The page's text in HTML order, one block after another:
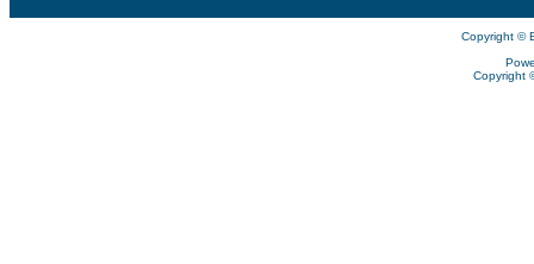
Copyright ©
Copyright